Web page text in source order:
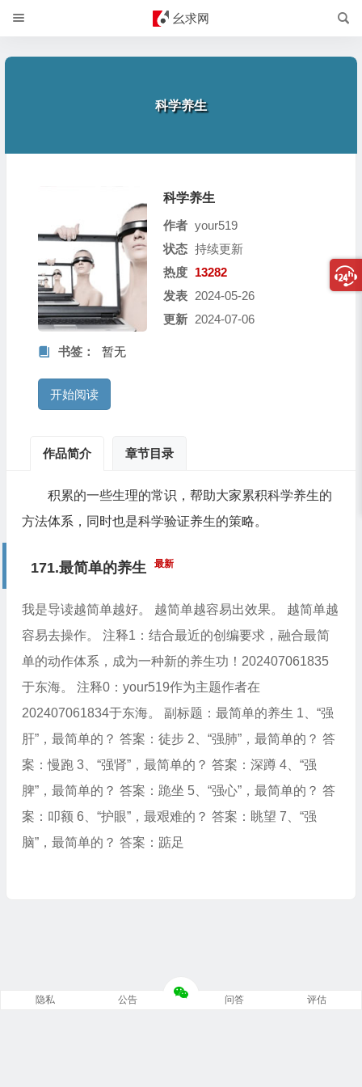
幺求网
科学养生
科学养生
作者 your519
状态 持续更新
热度
13282
发表
2024-05-26
更新
2024-07-06
开始阅读
书签： 暂无
作品简介 章节目录
积累的一些生理的常识，帮助大家累积科学养生的
方法体系，同时也是科学验证养生的策略。
171.最简单的养生 最新
我是导读越简单越好。 越简单越容易出效果。 越简单越
容易去操作。 注释1：结合最近的创编要求，融合最简
单的动作体系，成为一种新的养生功！202407061835
于东海。 注释0：your519作为主题作者在
202407061834于东海。 副标题：最简单的养生 1、“强
肝”，最简单的？ 答案：徒步 2、“强肺”，最简单的？ 答
案：慢跑 3、“强肾”，最简单的？ 答案：深蹲 4、“强
脾”，最简单的？ 答案：跪坐 5、“强心”，最简单的？ 答
案：叩额 6、“护眼”，最艰难的？ 答案：眺望 7、“强
脑”，最简单的？ 答案：踮足
隐私 公告 问答 评估